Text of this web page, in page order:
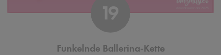
19
Funkelnde Ballerina-Kette